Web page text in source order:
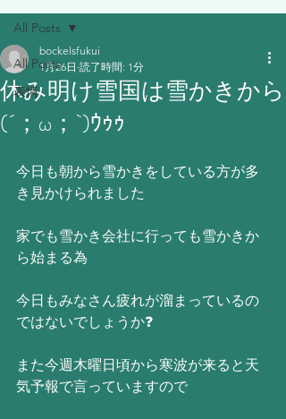
All Posts
表情
All Posts
休み明け雪国は雪かきから
(´；ω；`)ｳｩｩ
bockelsfukui
1月26日 読了時間: 1分
今日も朝から雪かきをしている方が多
き見かけられました
家でも雪かき会社に行っても雪かきか
ら始まる為
今日もみなさん疲れが溜まっているの
ではないでしょうか❓
また今週木曜日頃から寒波が来ると天
気予報で言っていますので